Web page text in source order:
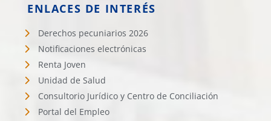
ENLACES DE INTERÉS
Derechos pecuniarios 2026
Notificaciones electrónicas
Renta Joven
Unidad de Salud
Consultorio Jurídico y Centro de Conciliación
Portal del Empleo